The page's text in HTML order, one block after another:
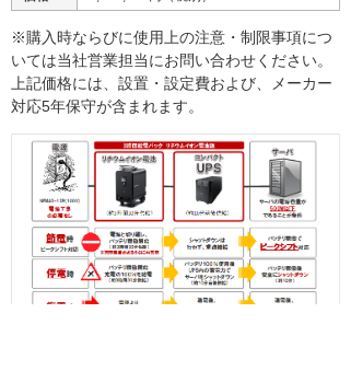
※購入時ならびに使用上の注意・制限事項につ
いては当社営業担当にお問い合わせください。
上記価格には、設置・設定費および、メーカー
対応5年保守が含まれます。